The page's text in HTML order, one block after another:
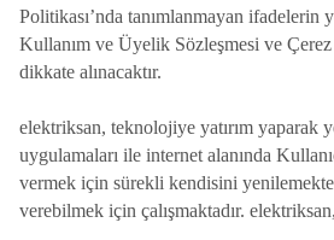
Politikası’nda tanımlanmayan ifadelerin
Kullanım ve Üyelik Sözleşmesi ve Çerez
dikkate alınacaktır.
elektriksan, teknolojiye yatırım yaparak
uygulamaları ile internet alanında
vermek için sürekli kendisini
verebilmek için çalışmaktadır. elektriksan,